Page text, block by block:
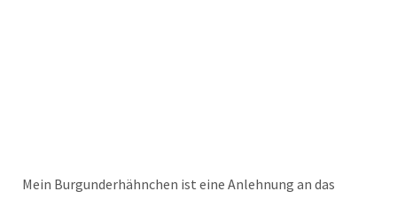
Mein Burgunderhähnchen ist eine Anlehnung an das